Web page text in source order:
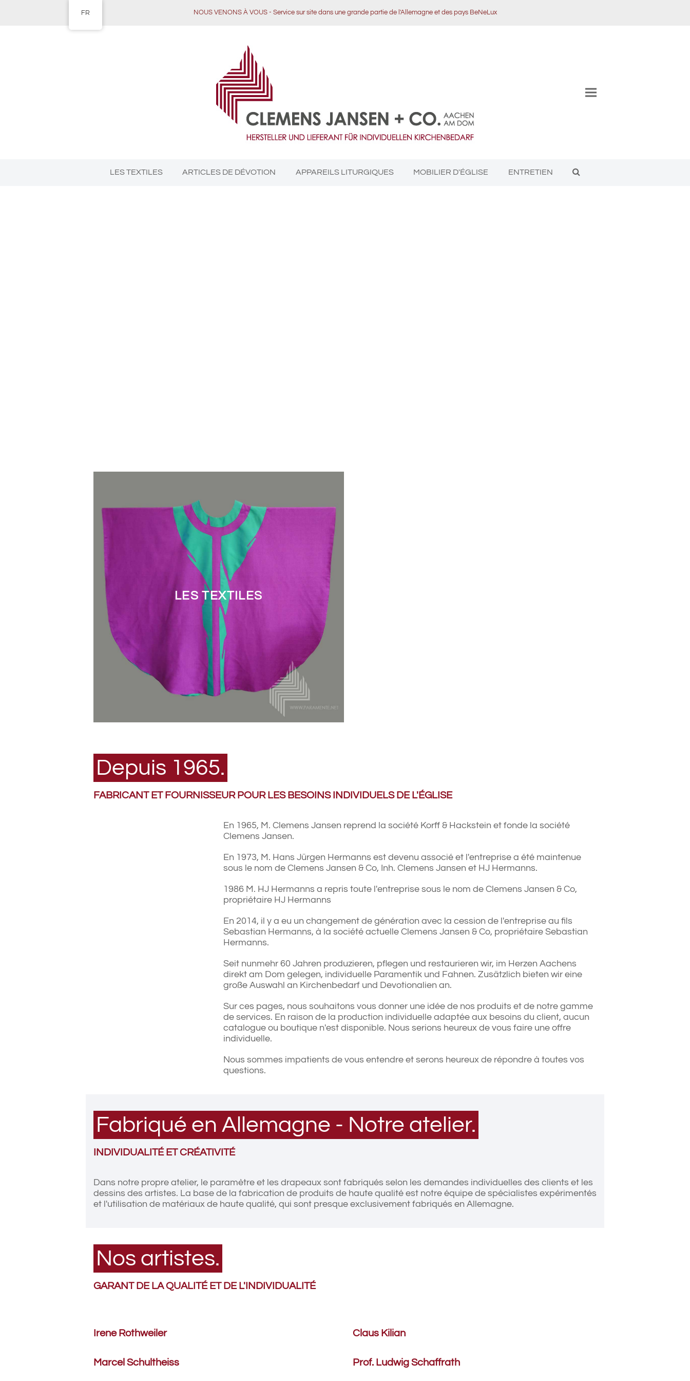
NOUS VENONS À VOUS - Service sur site dans une grande partie de l'Allemagne et des pays BeNeLux
LES TEXTILES ARTICLES DE DÉVOTION APPAREILS LITURGIQUES MOBILIER D'ÉGLISE ENTRETIEN
LES TEXTILES
DE
APPAREILS
MOBILIER
Depuis 1965.
FABRICANT ET FOURNISSEUR POUR LES BESOINS INDIVIDUELS DE L'ÉGLISE
En 1965, M. Clemens Jansen reprend la société Korff & Hackstein et fonde la société
Clemens Jansen.
En 1973, M. Hans Jürgen Hermanns est devenu associé et l'entreprise a été maintenue
sous le nom de Clemens Jansen & Co, Inh. Clemens Jansen et HJ Hermanns.
1986 M. HJ Hermanns a repris toute l'entreprise sous le nom de Clemens Jansen & Co,
propriétaire HJ Hermanns
En 2014, il y a eu un changement de génération avec la cession de l'entreprise au fils
Sebastian Hermanns, à la société actuelle Clemens Jansen & Co, propriétaire Sebastian
Hermanns.
Seit nunmehr 60 Jahren produzieren, pflegen und restaurieren wir, im Herzen Aachens
direkt am Dom gelegen, individuelle Paramentik und Fahnen. Zusätzlich bieten wir eine
große Auswahl an Kirchenbedarf und Devotionalien an.
Sur ces pages, nous souhaitons vous donner une idée de nos produits et de notre gamme
de services. En raison de la production individuelle adaptée aux besoins du client, aucun
catalogue ou boutique n'est disponible. Nous serions heureux de vous faire une offre
individuelle.
Nous sommes impatients de vous entendre et serons heureux de répondre à toutes vos
questions.
Fabriqué en Allemagne - Notre atelier.
INDIVIDUALITÉ ET CRÉATIVITÉ
Dans notre propre atelier, le paramètre et les drapeaux sont fabriqués selon les demandes individuelles des clients et les
dessins des artistes. La base de la fabrication de produits de haute qualité est notre équipe de spécialistes expérimentés
et l'utilisation de matériaux de haute qualité, qui sont presque exclusivement fabriqués en Allemagne.
Nos artistes.
GARANT DE LA QUALITÉ ET DE L'INDIVIDUALITÉ
Irene Rothweiler
Marcel Schultheiss
Claus Kilian
Prof. Ludwig Schaffrath
FR